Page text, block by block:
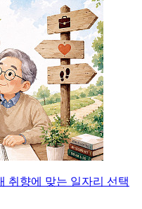
취향에 맞는 일자리 선택